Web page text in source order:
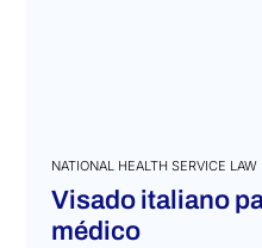
NATIONAL HEALTH SERVICE LAW
Visado italiano
médico